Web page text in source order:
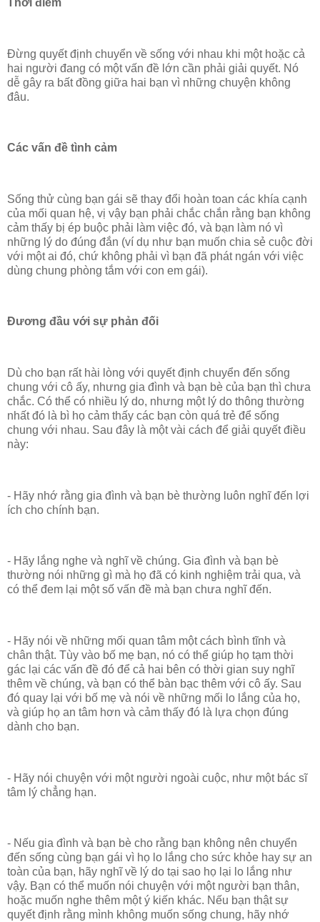
Đừng quyết định chuyển về sống với nhau khi một hoặc cả
hai người đang có một vấn đề lớn cần phải giải quyết. Nó
dễ gây ra bất đồng giữa hai bạn vì những chuyện không
đâu.
Các vấn đề tình cảm
Sống thử cùng bạn gái sẽ thay đổi hoàn toan các khía cạnh
của mối quan hệ, vị vậy bạn phải chắc chắn rằng bạn không
cảm thấy bị ép buộc phải làm việc đó, và bạn làm nó vì
những lý do đúng đắn (ví dụ như bạn muốn chia sẻ cuộc đời
với một ai đó, chứ không phải vì bạn đã phát ngán với việc
dùng chung phòng tắm với con em gái).
Đương đầu với sự phản đối
Dù cho bạn rất hài lòng với quyết định chuyển đến sống
chung với cô ấy, nhưng gia đình và bạn bè của bạn thì chưa
chắc. Có thể có nhiều lý do, nhưng một lý do thông thường
nhất đó là bì họ cảm thấy các bạn còn quá trẻ để sống
chung với nhau. Sau đây là một vài cách để giải quyết điều
này:
- Hãy nhớ rằng gia đình và bạn bè thường luôn nghĩ đến lợi
ích cho chính bạn.
- Hãy lắng nghe và nghĩ về chúng. Gia đình và bạn bè
thường nói những gì mà họ đã có kinh nghiệm trải qua, và
có thể đem lại một số vấn đề mà bạn chưa nghĩ đến.
- Hãy nói về những mối quan tâm một cách bình tĩnh và
chân thật. Tùy vào bố mẹ bạn, nó có thể giúp họ tạm thời
gác lại các vấn đề đó để cả hai bên có thời gian suy nghĩ
thêm về chúng, và bạn có thể bàn bạc thêm với cô ấy. Sau
đó quay lại với bố mẹ và nói về những mối lo lắng của họ,
và giúp họ an tâm hơn và cảm thấy đó là lựa chọn đúng
dành cho bạn.
- Hãy nói chuyện với một người ngoài cuộc, như một bác sĩ
tâm lý chẳng hạn.
- Nếu gia đình và bạn bè cho rằng bạn không nên chuyển
đến sống cùng bạn gái vì họ lo lắng cho sức khỏe hay sự an
toàn của bạn, hãy nghĩ về lý do tại sao họ lại lo lắng như
vậy. Bạn có thể muốn nói chuyện với một người bạn thân,
hoặc muốn nghe thêm một ý kiến khác. Nếu bạn thật sự
quyết định rằng mình không muốn sống chung, hãy nhớ